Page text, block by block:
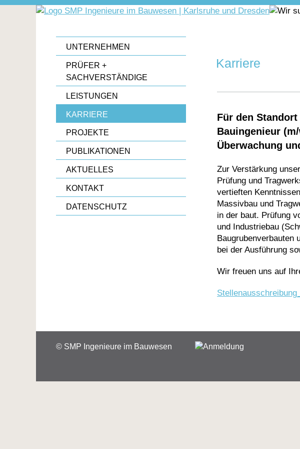
UNTERNEHMEN
PRÜFER +
SACHVERSTÄNDIGE
LEISTUNGEN
KARRIERE
PROJEKTE
PUBLIKATIONEN
AKTUELLES
KONTAKT
DATENSCHUTZ
Karriere
Für den
Bauingenieur
Überwachung
Zur Verstärkung
Prüfung und
vertieften
Massivbau und
in der baut. Prüfung
und Industriebau
Baugrubenverbauten
bei der Ausführung
Wir freuen uns auf
© SMP Ingenieure im Bauwesen